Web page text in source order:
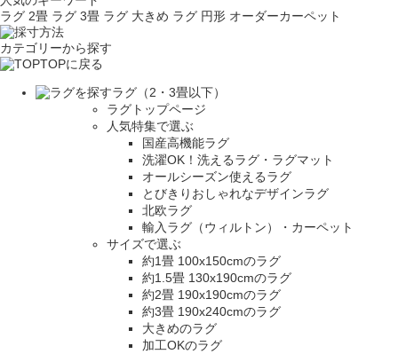
ラグ 2畳 ラグ 3畳 ラグ 大きめ ラグ 円形 オーダーカーペット
カテゴリーから探す
TOPに戻る
ラグ（2・3畳以下）
ラグトップページ
人気特集で選ぶ
国産高機能ラグ
洗濯OK！洗えるラグ・ラグマット
オールシーズン使えるラグ
とびきりおしゃれなデザインラグ
北欧ラグ
輸入ラグ（ウィルトン）・カーペット
サイズで選ぶ
約1畳 100x150cmのラグ
約1.5畳 130x190cmのラグ
約2畳 190x190cmのラグ
約3畳 190x240cmのラグ
大きめのラグ
加工OKのラグ